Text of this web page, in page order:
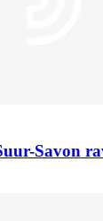
Savon